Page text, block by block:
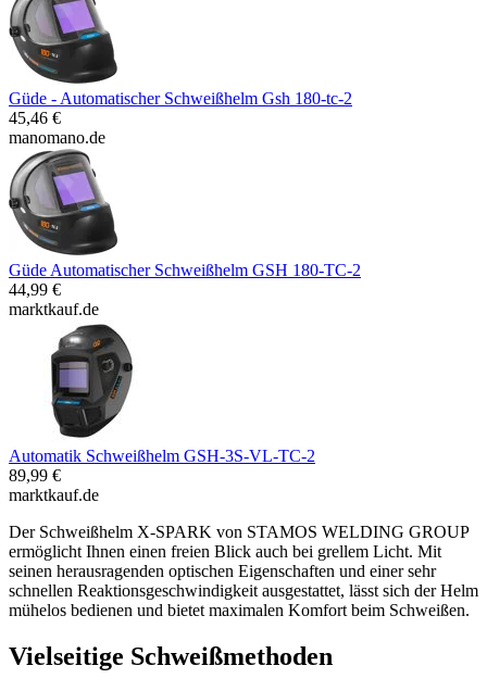
Güde - Automatischer Schweißhelm Gsh 180-tc-2
45,46 €
manomano.de
Güde Automatischer Schweißhelm GSH 180-TC-2
44,99 €
marktkauf.de
Automatik Schweißhelm GSH-3S-VL-TC-2
89,99 €
marktkauf.de
Der Schweißhelm X-SPARK von STAMOS WELDING GROUP
ermöglicht Ihnen einen freien Blick auch bei grellem Licht. Mit
seinen herausragenden optischen Eigenschaften und einer sehr
schnellen Reaktionsgeschwindigkeit ausgestattet, lässt sich der Helm
mühelos bedienen und bietet maximalen Komfort beim Schweißen.
Vielseitige Schweißmethoden